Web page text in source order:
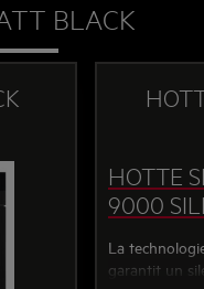
BLACK
HOTTE
9000
La
garantit un